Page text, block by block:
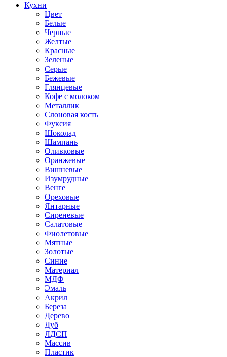
Кухни
Цвет
Белые
Черные
Желтые
Красные
Зеленые
Серые
Бежевые
Глянцевые
Кофе с молоком
Металлик
Слоновая кость
Фуксия
Шоколад
Шампань
Оливковые
Оранжевые
Вишневые
Изумрудные
Венге
Ореховые
Янтарные
Сиреневые
Салатовые
Фиолетовые
Мятные
Золотые
Синие
Материал
МДФ
Эмаль
Акрил
Береза
Дерево
Дуб
ЛДСП
Массив
Пластик